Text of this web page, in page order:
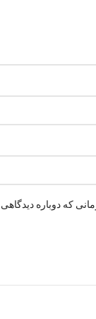
که دوباره